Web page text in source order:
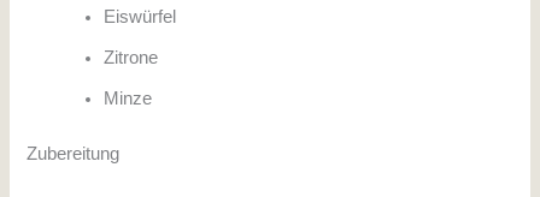
Eiswürfel
Zitrone
Minze
Zubereitung